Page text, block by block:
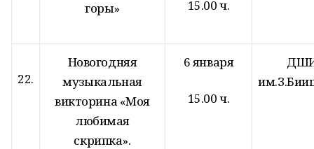
горы»
15.00 ч.
22.
Новогодняя
музыкальная
викторина «Моя
любимая
скрипка».
6 января
15.00 ч.